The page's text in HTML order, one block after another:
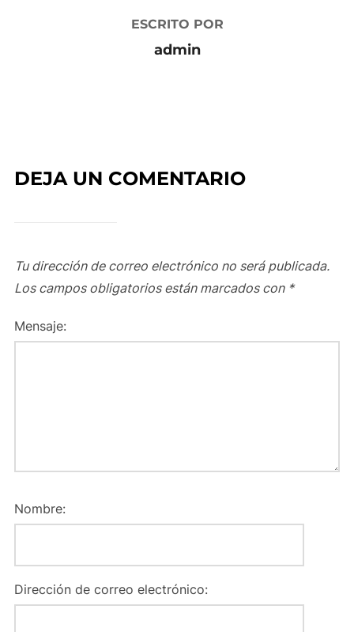
ESCRITO POR
admin
DEJA UN COMENTARIO
Tu dirección de correo electrónico no será publicada.
Los campos obligatorios están marcados con *
Mensaje:
Nombre:
Dirección de correo electrónico: